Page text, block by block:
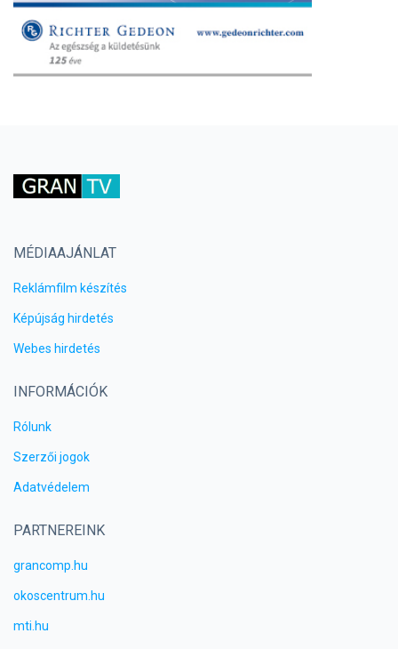
MÉDIAAJÁNLAT
Reklámfilm készítés
Képújság hirdetés
Webes hirdetés
INFORMÁCIÓK
Rólunk
Szerzői jogok
Adatvédelem
PARTNEREINK
grancomp.hu
okoscentrum.hu
mti.hu